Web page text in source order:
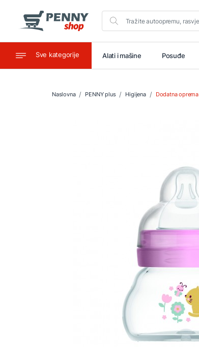
Sve kategorije
Ugostiteljstvo Alati i mašine Posuđe
Naslovna PENNY plus Higijena Dodatna oprema